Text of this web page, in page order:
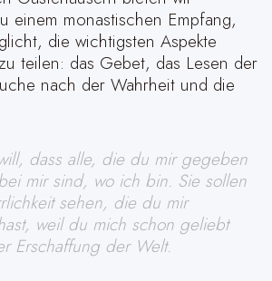
einem monastischen Empfang,
die wichtigsten Aspekte
teilen: das Gebet, das Lesen der
nach der Wahrheit und die
dass alle, die du mir gegeben
mir sind, wo ich bin. Sie sollen
sehen, die du mir
weil du mich schon geliebt
Erschaffung der Welt.